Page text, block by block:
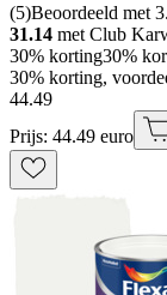
(5)Beoordeeld met
31.14 met Club
30% korting30%
30% korting,
44.49
Prijs: 44.49 euro